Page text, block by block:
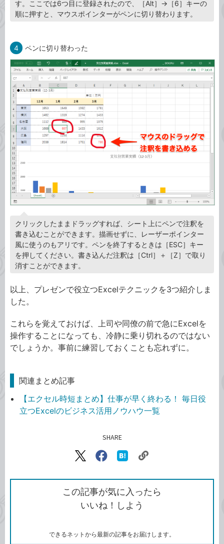
す。ここでは6つ目に登録されたので、［Alt］→［6］キーの
順に押すと、マウスポインターがペンに切り替わります。
4 ペンに切り替わった
クリックしたままドラッグすれば、シート上にペンで注釈を
書き込むことができます。描画せずに、レーザーポインター
風に使うのもアリです。ペンを終了するときは［ESC］キー
を押してください。書き込んだ注釈は［Ctrl］＋［Z］で取り
消すことができます。
以上、プレゼンで役立つExcelテクニックを3つ紹介しま
した。
これらを覚えておけば、上司や同僚の前で急にExcelを
操作することになっても、冷静に乗り切れるのではない
でしょうか。事前に練習しておくことも忘れずに。
関連まとめ記事
【エクセル時短まとめ】仕事が早く終わる！ 毎日役
立つExcelのビジネス活用ノウハウ一覧
SHARE
X（旧
で
シ
ェ
ア
Facebook
シ
ェ
ア
な
ッ
ク
ク
ク
を
コ
この記事が気に入ったら
いいね！しよう
できるネットから最新の記事をお届けします。